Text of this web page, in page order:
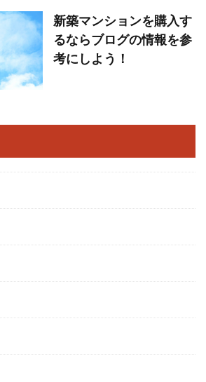
新築マンションを購入す
るならブログの情報を参
考にしよう！